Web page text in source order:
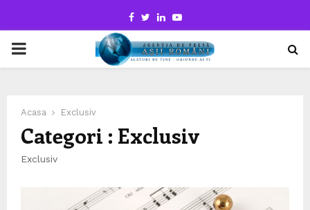
Facebook
TwitterLinkedinYoutube
PRIMARY
Acasa Exclusiv
Categori : Exclusiv
Exclusiv